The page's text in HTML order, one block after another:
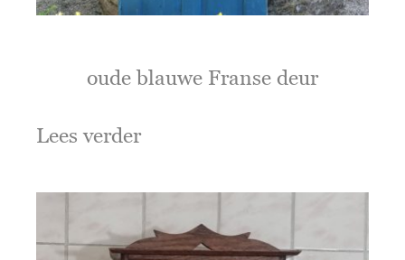
oude blauwe Franse deur
Lees verder